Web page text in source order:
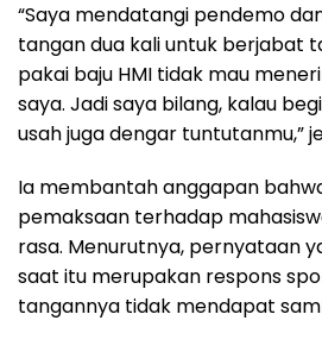
“Saya mendatangi pendemo
tangan dua kali untuk berjabat
pakai baju HMI tidak mau
saya. Jadi saya bilang, kalau
usah juga dengar tuntutanmu,”
Ia membantah anggapan
pemaksaan terhadap
rasa. Menurutnya, pernyataan
saat itu merupakan respons
tangannya tidak mendapat